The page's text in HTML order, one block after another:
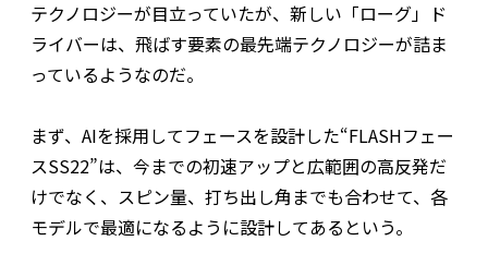
テクノロジーが目立っていたが、新しい「ローグ」ド
ライバーは、飛ばす要素の最先端テクノロジーが詰ま
っているようなのだ。
まず、AIを採用してフェースを設計した“FLASHフェー
スSS22”は、今までの初速アップと広範囲の高反発だ
けでなく、スピン量、打ち出し角までも合わせて、各
モデルで最適になるように設計してあるという。